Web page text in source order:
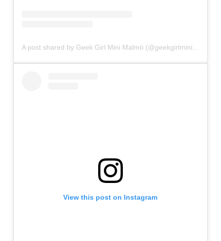
A post shared by Geek Girl Mini Malmö (@geekgirlminimo)
View this post on Instagram